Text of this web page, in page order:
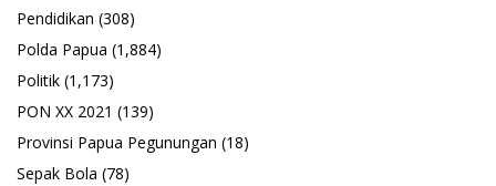
Pendidikan (308)
Polda Papua (1,884)
Politik (1,173)
PON XX 2021 (139)
Provinsi Papua Pegunungan (18)
Sepak Bola (78)